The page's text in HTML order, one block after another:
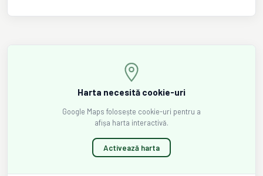
Harta necesită cookie-uri
Google Maps folosește cookie-uri pentru a
afișa harta interactivă.
Activează harta